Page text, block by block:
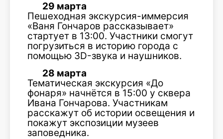
29 марта
Пешеходная экскурсия-иммерсия
«Ваня Гончаров рассказывает»
стартует в 13:00. Участники смогут
погрузиться в историю города с
помощью 3D-звука и наушников.
28 марта
Тематическая экскурсия «До
фонаря» начнётся в 15:00 у сквера
Ивана Гончарова. Участникам
расскажут об истории освещения и
покажут экспозиции музеев
заповедника.